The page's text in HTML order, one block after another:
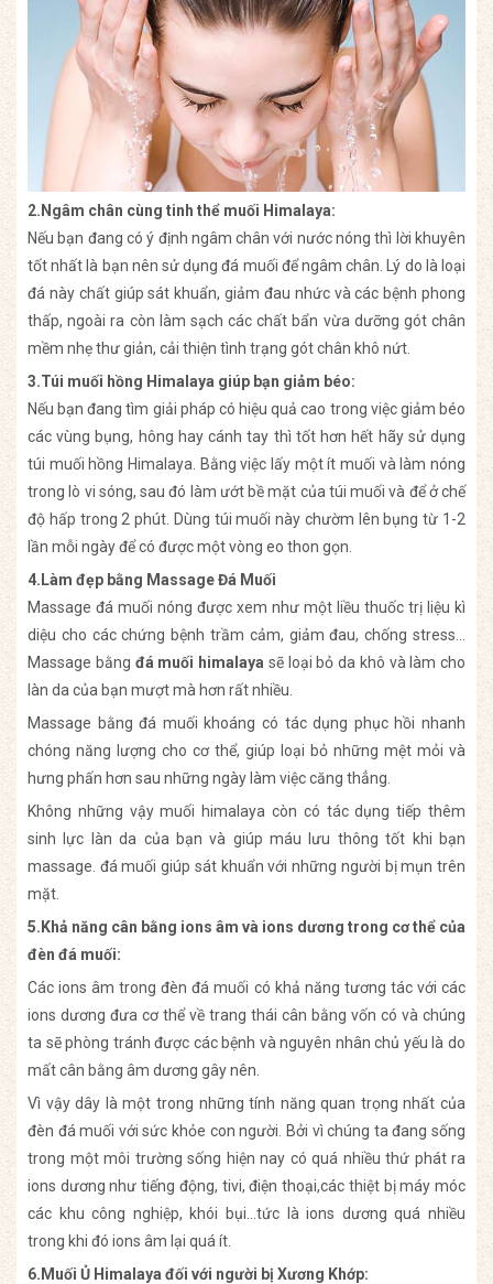
2.Ngâm chân cùng tinh thể muối Himalaya:
Nếu bạn đang có ý định ngâm chân với nước nóng thì lời khuyên
tốt nhất là bạn nên sử dụng đá muối để ngâm chân. Lý do là loại
đá này chất giúp sát khuẩn, giảm đau nhức và các bệnh phong
thấp, ngoài ra còn làm sạch các chất bẩn vừa dưỡng gót chân
mềm nhẹ thư giản, cải thiện tình trạng gót chân khô nứt.
3.Túi muối hồng Himalaya giúp bạn giảm béo:
Nếu bạn đang tìm giải pháp có hiệu quả cao trong việc giảm béo
các vùng bụng, hông hay cánh tay thì tốt hơn hết hãy sử dụng
túi muối hồng Himalaya. Bằng việc lấy một ít muối và làm nóng
trong lò vi sóng, sau đó làm ướt bề mặt của túi muối và để ở chế
độ hấp trong 2 phút. Dùng túi muối này chườm lên bụng từ 1-2
lần mỗi ngày để có được một vòng eo thon gọn.
4.Làm đẹp bằng Massage Đá Muối
Massage đá muối nóng được xem như một liều thuốc trị liệu kì
diệu cho các chứng bệnh trầm cảm, giảm đau, chống stress…
Massage bằng đá muối himalaya sẽ loại bỏ da khô và làm cho
làn da của bạn mượt mà hơn rất nhiều.
Massage bằng đá muối khoáng có tác dụng phục hồi nhanh
chóng năng lượng cho cơ thể, giúp loại bỏ những mệt mỏi và
hưng phấn hơn sau những ngày làm việc căng thẳng.
Không những vậy muối himalaya còn có tác dụng tiếp thêm
sinh lực làn da của bạn và giúp máu lưu thông tốt khi bạn
massage. đá muối giúp sát khuẩn với những người bị mụn trên
mặt.
5.Khả năng cân bằng ions âm và ions dương trong cơ thể của
đèn đá muối:
Các ions âm trong đèn đá muối có khả năng tương tác với các
ions dương đưa cơ thể về trang thái cân bằng vốn có và chúng
ta sẽ phòng tránh được các bệnh và nguyên nhân chủ yếu là do
mất cân bằng âm dương gây nên.
Vì vậy dây là một trong những tính năng quan trọng nhất của
đèn đá muối với sức khỏe con người. Bởi vì chúng ta đang sống
trong một môi trường sống hiện nay có quá nhiều thứ phát ra
ions dương như tiếng động, tivi, điện thoại,các thiệt bị máy móc
các khu công nghiệp, khói bụi…tức là ions dương quá nhiều
trong khi đó ions âm lại quá ít.
6.Muối Ủ Himalaya đối với người bị Xương Khớp: